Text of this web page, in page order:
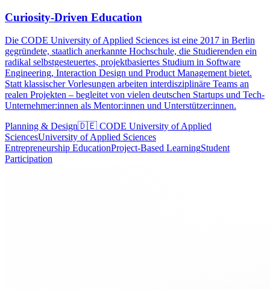
Curiosity-Driven Education
Die CODE University of Applied Sciences ist eine 2017 in Berlin
gegründete, staatlich anerkannte Hochschule, die Studierenden ein
radikal selbstgesteuertes, projektbasiertes Studium in Software
Engineering, Interaction Design und Product Management bietet.
Statt klassischer Vorlesungen arbeiten interdisziplinäre Teams an
realen Projekten – begleitet von vielen deutschen Startups und Tech-
Unternehmer:innen als Mentor:innen und Unterstützer:innen.
Planning & Design🇩🇪 CODE University of Applied
SciencesUniversity of Applied Sciences
Entrepreneurship EducationProject-Based LearningStudent
Participation